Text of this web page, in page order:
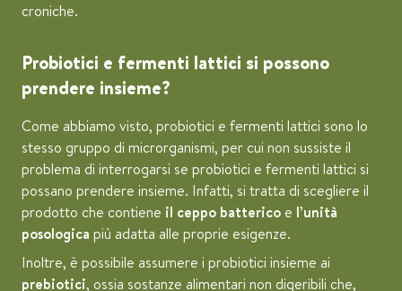
croniche.
Probiotici e fermenti lattici si possono
prendere insieme?
Come abbiamo visto, probiotici e fermenti lattici sono lo
stesso gruppo di microrganismi, per cui non sussiste il
problema di interrogarsi se probiotici e fermenti lattici si
possano prendere insieme. Infatti, si tratta di scegliere il
prodotto che contiene il ceppo batterico e l’unità
posologica più adatta alle proprie esigenze.
Inoltre, è possibile assumere i probiotici insieme ai
prebiotici, ossia sostanze alimentari non digeribili che,